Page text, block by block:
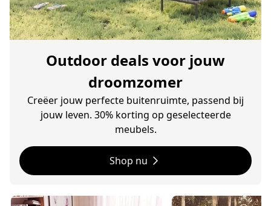
Outdoor deals voor jouw
droomzomer
Creëer jouw perfecte buitenruimte, passend bij
jouw leven. 30% korting op geselecteerde
meubels.
Shop nu